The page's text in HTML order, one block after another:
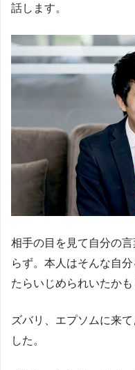
話します。
相手の目を見て自分の
らず。本人はそんな自
たらいじめられいたかも
ズバリ、エプソムに来
した。